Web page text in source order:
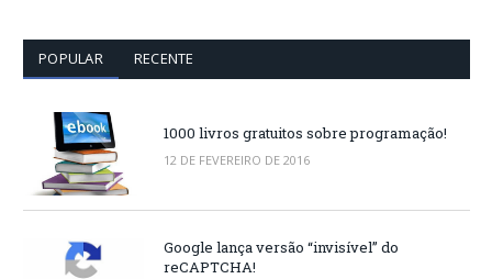
POPULAR RECENTE
1000 livros gratuitos sobre programação!
12 DE FEVEREIRO DE 2016
Google lança versão “invisível” do
reCAPTCHA!